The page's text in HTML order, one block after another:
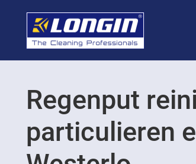
Regenput
particulieren